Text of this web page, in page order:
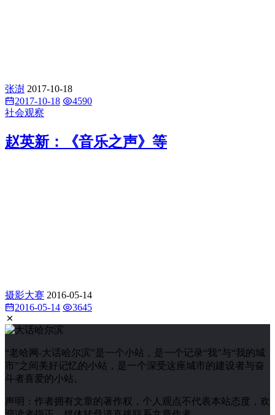
张澍 2017-10-18
2017-10-18
4590
社会观察
赵英新：《音乐之声》等
摄影大赛 2016-05-14
2016-05-14
3645
“老哈网-大话哈尔滨”是一个小站，是一个记录“我”与“我的城
市”之间美好记忆的小站，是一个深受这座城市的建设者与奋
斗者喜爱的小站。
声明：作者拥有文章的著作权，个人观点不代表本站态度，欢